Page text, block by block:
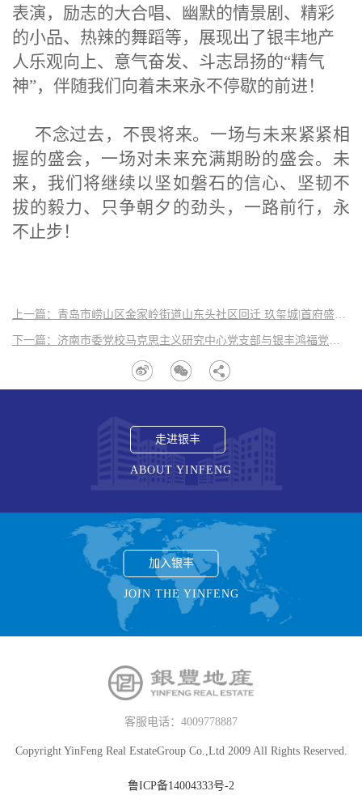
表演， 励志的大合唱、 幽默的情景剧、精彩
的小品、热辣的舞蹈等，展现出了银丰地产
人乐观向上、意气奋发、斗志昂扬的“精气
神”，伴随我们向着未来永不停歇的前进！
不念过去，不畏将来。一场与未来紧紧相
握的盛会，一场对未来充满期盼的盛会。未
来， 我们 将继续以坚如磐石的信心、坚韧不
拔的毅力、只争朝夕的劲头，一路前行，永
不止步！
上一篇：青岛市崂山区金家岭街道山东头社区回迁 玖玺城|首府盛大交付
下一篇：济南市委党校马克思主义研究中心党支部与银丰鸿福党支部联合开展“深入交流促发展、双联共建共成长”党建活动
走进银丰
ABOUT YINFENG
加入银丰
JOIN THE YINFENG
客服电话：4009778887
Copyright YinFeng Real EstateGroup Co.,Ltd 2009 All Rights Reserved.
鲁ICP备14004333号-2